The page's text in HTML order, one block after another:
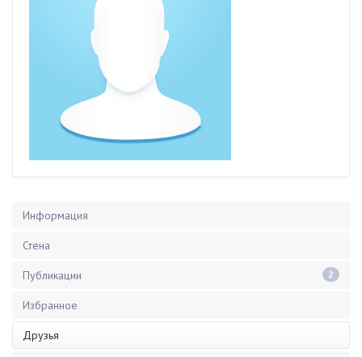
Информация
Стена
Публикации 2
Избранное
Друзья